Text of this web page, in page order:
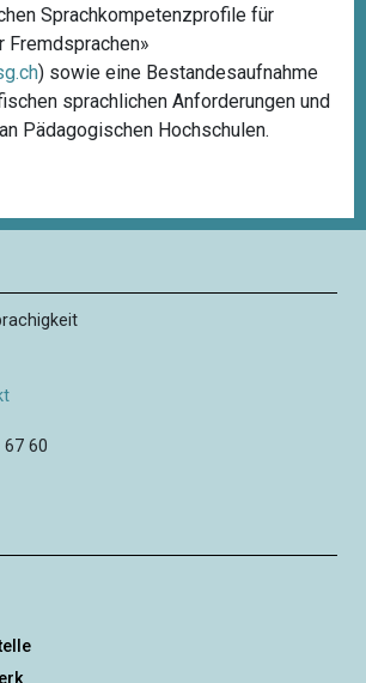
Sprachkompetenzprofile für
Fremdsprachen»
) sowie eine Bestandesaufnahme
sprachlichen Anforderungen und
Pädagogischen Hochschulen.
60